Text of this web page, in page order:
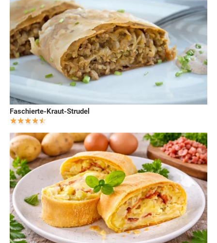
Faschierte-Kraut-Strudel